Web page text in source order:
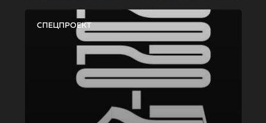
СПЕЦПРОЕКТ